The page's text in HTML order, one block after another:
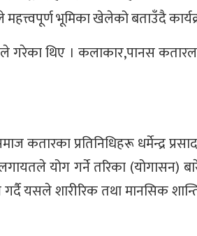
महत्त्वपूर्ण भूमिका खेलेको बताउँदै
गरेका थिए । कलाकार,पानस
कतारका प्रतिनिधिहरू धर्मेन्द्र
योग गर्ने तरिका (योगासन)
यसले शारीरिक तथा मानसिक